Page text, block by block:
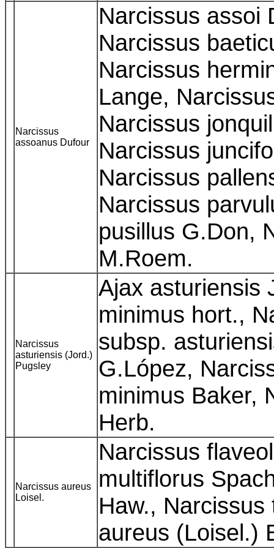
Narcissus
assoanus Dufour
Narcissus assoi
Narcissus
Narcissus
Lange,
Narcissus
Narcissus
Narcissus
Narcissus
pusillus G.Don,
M.Roem.
Narcissus
asturiensis (Jord.)
Pugsley
Ajax asturiensis
minimus hort.,
subsp.
G.López,
minimus Baker,
Herb.
Narcissus aureus
Loisel.
Narcissus
multiflorus
Haw.,
aureus (Loisel.)